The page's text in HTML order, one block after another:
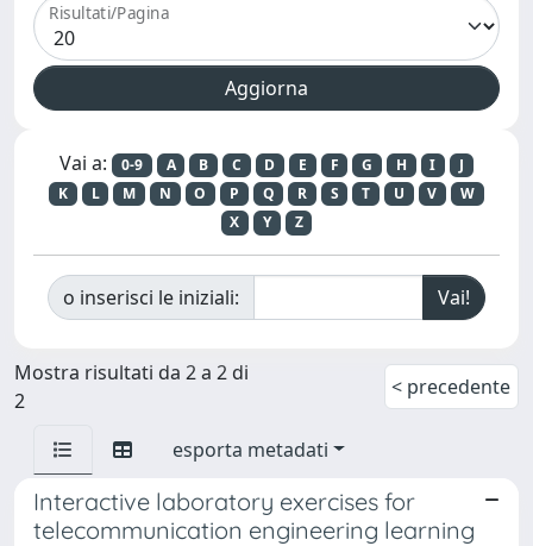
Risultati/Pagina
Vai a: 0-9 A B C D E F G H I
J
K
L M N O P Q R S T U V
W
X
Y Z
o inserisci le iniziali:
Mostra risultati da 2 a 2 di
2
< precedente
esporta metadati
Interactive laboratory exercises for
telecommunication engineering learning